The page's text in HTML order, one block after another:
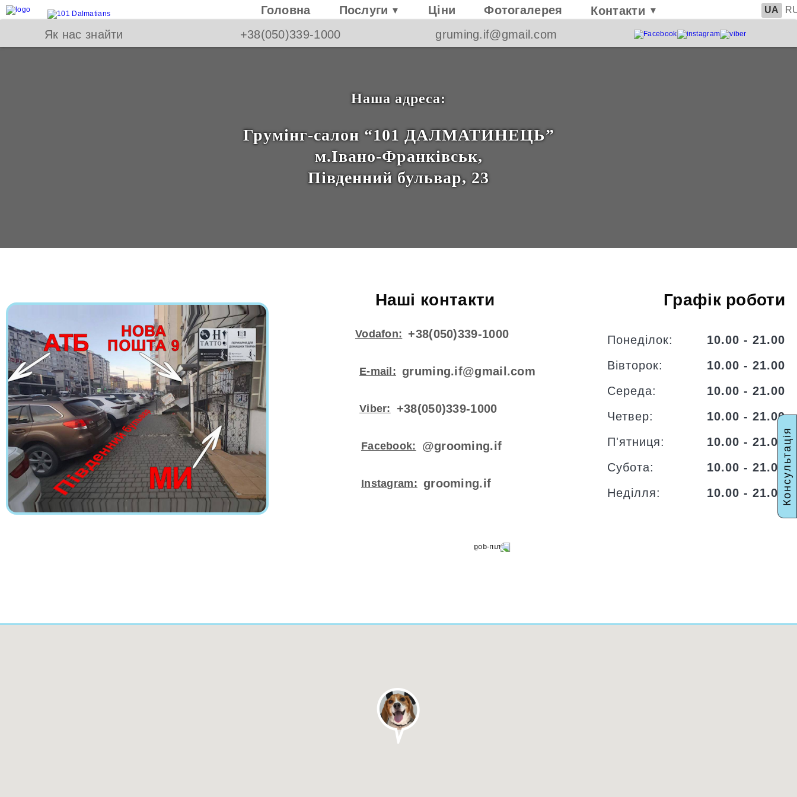
Консультація
Головна Послуги ▼ Ціни Фотогалерея Контакти ▼ UA
Як нас знайти +38(050)339-1000 gruming.if@gmail.com
Наша адреса:
Грумінг-салон “101 ДАЛМАТИНЕЦЬ”
м.Івано-Франківськ,
Південний бульвар, 23
Наші контакти
Vodafon: +38(050)339-1000
E-mail: gruming.if@gmail.com
Viber: +38(050)339-1000
Facebook: @grooming.if
Instagram: grooming.if
Графік роботи
Понеділок:
10.00 - 21.00
Вівторок:
10.00 - 21.00
Середа:
10.00 - 21.00
Четвер:
10.00 - 21.00
П'ятниця:
10.00 - 21.00
Субота:
10.00 - 21.00
Неділля:
10.00 - 21.00